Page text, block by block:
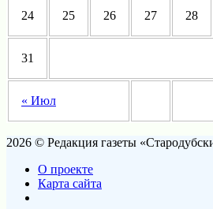
« Июл
24 25 26 27 28
31
2026 © Редакция газеты
О проекте
Карта сайта